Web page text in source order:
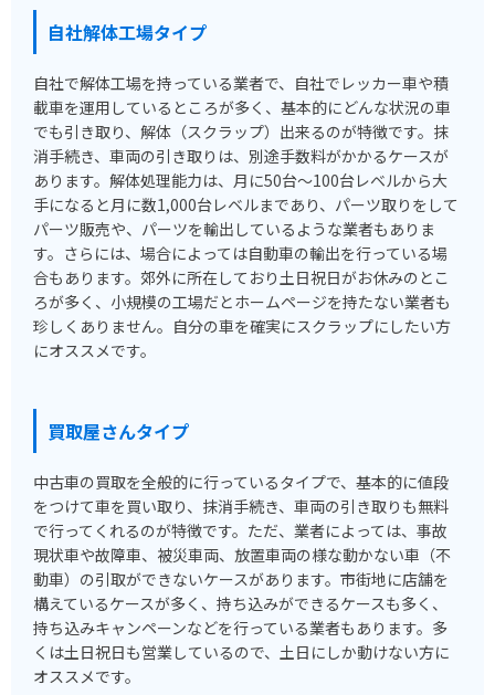
自社解体工場タイプ
自社で解体工場を持っている業者で、自社でレッカー車や積
載車を運用しているところが多く、基本的にどんな状況の車
でも引き取り、解体（スクラップ）出来るのが特徴です。抹
消手続き、車両の引き取りは、別途手数料がかかるケースが
あります。解体処理能力は、月に50台～100台レベルから大
手になると月に数1,000台レベルまであり、パーツ取りをして
パーツ販売や、パーツを輸出しているような業者もありま
す。さらには、場合によっては自動車の輸出を行っている場
合もあります。郊外に所在しており土日祝日がお休みのとこ
ろが多く、小規模の工場だとホームページを持たない業者も
珍しくありません。自分の車を確実にスクラップにしたい方
にオススメです。
買取屋さんタイプ
中古車の買取を全般的に行っているタイプで、基本的に値段
をつけて車を買い取り、抹消手続き、車両の引き取りも無料
で行ってくれるのが特徴です。ただ、業者によっては、事故
現状車や故障車、被災車両、放置車両の様な動かない車（不
動車）の引取ができないケースがあります。市街地に店舗を
構えているケースが多く、持ち込みができるケースも多く、
持ち込みキャンペーンなどを行っている業者もあります。多
くは土日祝日も営業しているので、土日にしか動けない方に
オススメです。